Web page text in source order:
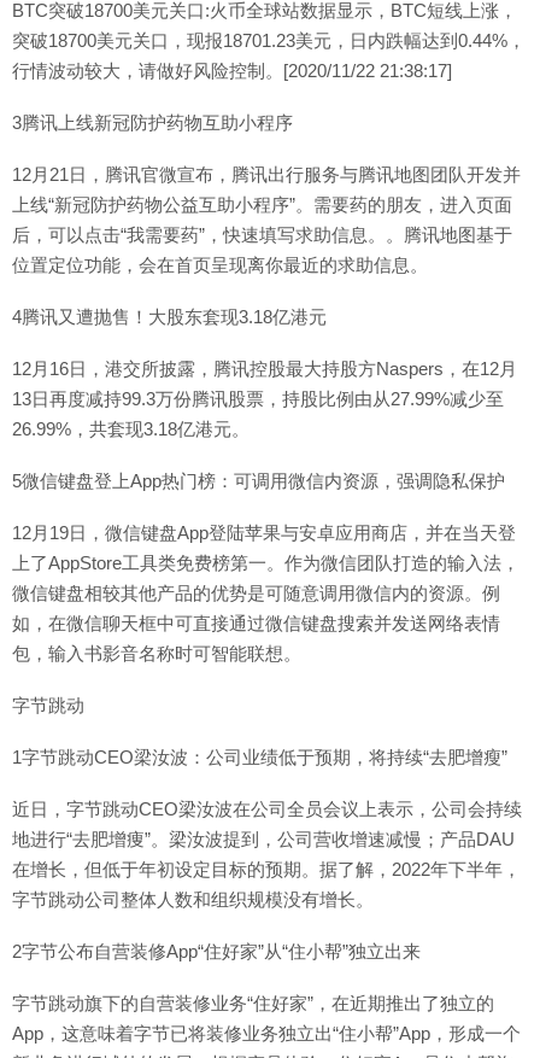
BTC突破18700美元关口:火币全球站数据显示，BTC短线上涨，
突破18700美元关口，现报18701.23美元，日内跌幅达到0.44%，
行情波动较大，请做好风险控制。[2020/11/22 21:38:17]
3腾讯上线新冠防护药物互助小程序
12月21日，腾讯官微宣布，腾讯出行服务与腾讯地图团队开发并
上线“新冠防护药物公益互助小程序”。需要药的朋友，进入页面
后，可以点击“我需要药”，快速填写求助信息。。腾讯地图基于
位置定位功能，会在首页呈现离你最近的求助信息。
4腾讯又遭抛售！大股东套现3.18亿港元
12月16日，港交所披露，腾讯控股最大持股方Naspers，在12月
13日再度减持99.3万份腾讯股票，持股比例由从27.99%减少至
26.99%，共套现3.18亿港元。
5微信键盘登上App热门榜：可调用微信内资源，强调隐私保护
12月19日，微信键盘App登陆苹果与安卓应用商店，并在当天登
上了AppStore工具类免费榜第一。作为微信团队打造的输入法，
微信键盘相较其他产品的优势是可随意调用微信内的资源。例
如，在微信聊天框中可直接通过微信键盘搜索并发送网络表情
包，输入书影音名称时可智能联想。
字节跳动
1字节跳动CEO梁汝波：公司业绩低于预期，将持续“去肥增瘦”
近日，字节跳动CEO梁汝波在公司全员会议上表示，公司会持续
地进行“去肥增痩”。梁汝波提到，公司营收增速减慢；产品DAU
在增长，但低于年初设定目标的预期。据了解，2022年下半年，
字节跳动公司整体人数和组织规模没有增长。
2字节公布自营装修App“住好家”从“住小帮”独立出来
字节跳动旗下的自营装修业务“住好家”，在近期推出了独立的
App，这意味着字节已将装修业务独立出“住小帮”App，形成一个